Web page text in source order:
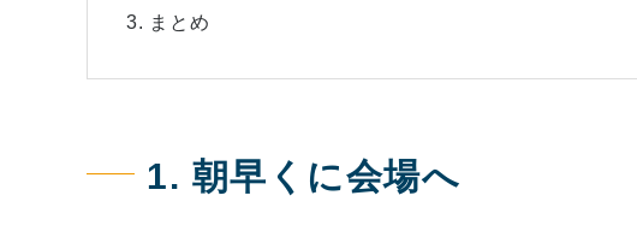
3. まとめ
1. 朝早くに会場へ